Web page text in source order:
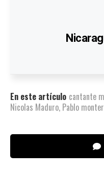
En este artículo cantante
Nicolas Maduro, Pablo